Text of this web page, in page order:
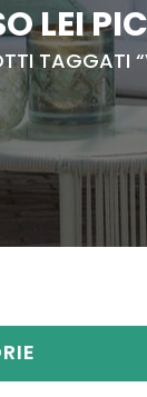
LEI
TAGGATI